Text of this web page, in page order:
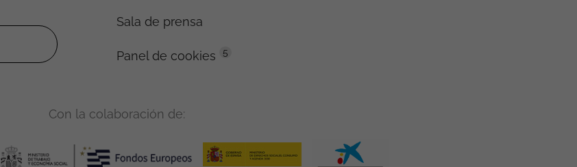
Sala de prensa
Panel de cookies 5
Con la colaboración de: